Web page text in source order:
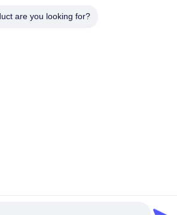
are you looking for?